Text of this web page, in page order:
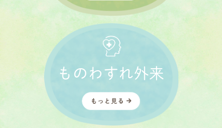
ものわすれ外来